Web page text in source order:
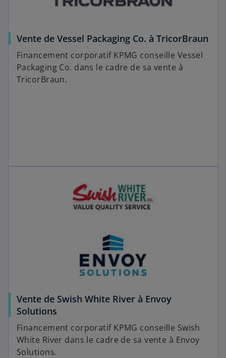
Vente de Vessel Packaging Co. à TricorBraun
Financement corporatif KPMG conseille Vessel
Packaging Co. dans le cadre de sa vente à
TricorBraun.
Vente de Swish White River à Envoy
Solutions
Financement corporatif KPMG conseille Swish
White River dans le cadre de sa vente à Envoy
Solutions.